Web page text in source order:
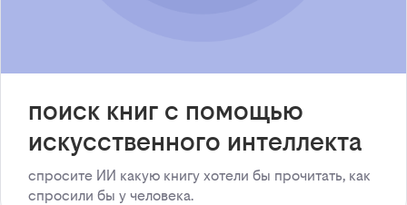
поиск книг с помощью
искусственного интеллекта
спросите ИИ какую книгу хотели бы прочитать, как
спросили бы у человека.